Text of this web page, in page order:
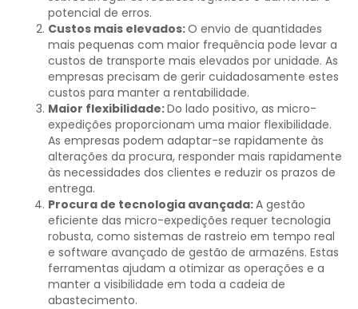
potencial de erros.
Custos mais elevados:O envio de quantidades
mais pequenas com maior frequência pode levar a
custos de transporte mais elevados por unidade. As
empresas precisam de gerir cuidadosamente estes
custos para manter a rentabilidade.
Maior flexibilidade:Do lado positivo, as micro-
expedições proporcionam uma maior flexibilidade.
As empresas podem adaptar-se rapidamente às
alterações da procura, responder mais rapidamente
às necessidades dos clientes e reduzir os prazos de
entrega.
Procura de tecnologia avançada:A gestão
eficiente das micro-expedições requer tecnologia
robusta, como sistemas de rastreio em tempo real
e software avançado de gestão de armazéns. Estas
ferramentas ajudam a otimizar as operações e a
manter a visibilidade em toda a cadeia de
abastecimento.